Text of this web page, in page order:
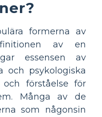
formerna av
av en
essensen av
och psykologiska
förståelse för
Många av de
som någonsin